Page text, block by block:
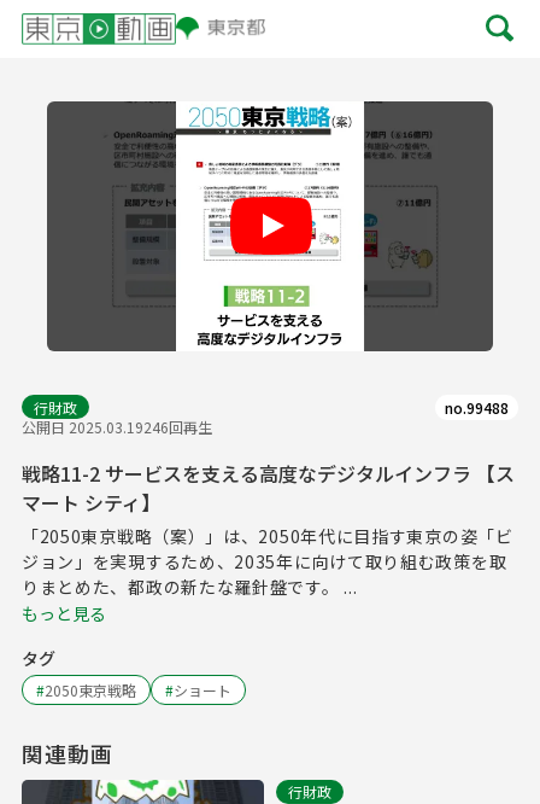
行財政
公開日 2025.03.19246回再生
no.99488
戦略11-2 サービスを支える高度なデジタルインフラ 【ス
マート シティ】
「2050東京戦略（案）」は、2050年代に目指す東京の姿「ビ
ジョン」を実現するため、2035年に向けて取り組む政策を取
りまとめた、都政の新たな羅針盤です。 ...
もっと見る
タグ
#2050東京戦略 #ショート
関連動画
行財政